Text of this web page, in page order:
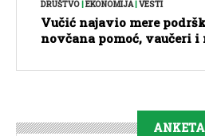
DRUŠTVO|EKONOMIJA|VESTI
Vučić najavio mere
novčana pomoć, vaučeri i
ANKETA